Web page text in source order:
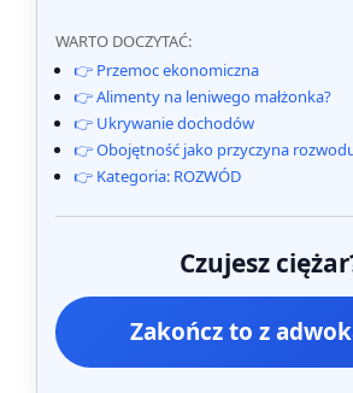
WARTO DOCZYTAĆ:
👉 Przemoc ekonomiczna
👉 Alimenty na leniwego małżonka?
👉 Ukrywanie dochodów
👉 Obojętność jako przyczyna
👉 Kategoria: ROZWÓD
Czujesz
Zakończ to z